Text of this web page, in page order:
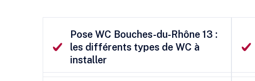
Pose WC Bouches-du-Rhône 13 :
les différents types de WC à
installer